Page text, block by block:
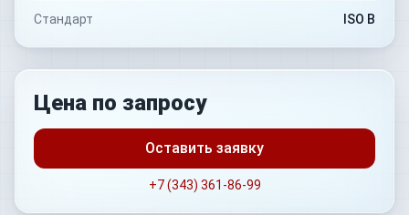
Стандарт ISO B
Цена по запросу
Оставить заявку
+7 (343) 361-86-99